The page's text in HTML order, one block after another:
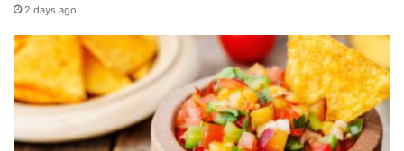
2 days ago